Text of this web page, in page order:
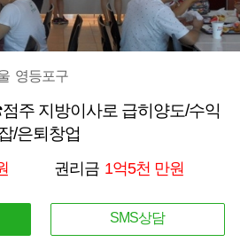
영등포구
주 지방이사로 급히양도/수익
/은퇴창업
권리금 1억5천 만원
SMS상담